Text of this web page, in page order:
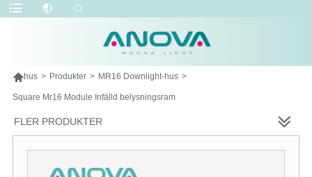
hus > Produkter > MR16 Downlight-hus >
Square Mr16 Module Infälld belysningsram
FLER PRODUKTER